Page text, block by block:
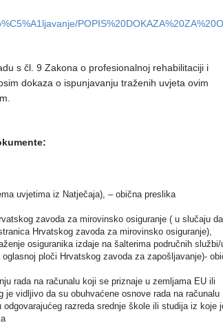
s čl. 9 Zakona o profesionalnoj rehabilitaciji i
dokaza o ispunjavanju traženih uvjeta ovim
uvjetima iz Natječaja), – obična preslika
zavoda za mirovinsko osiguranje ( u slučaju
Hrvatskog zavoda za mirovinsko osiguranje),
osiguranika izdaje na šalterima područnih službi/
ploči Hrvatskog zavoda za zapošljavanje)-
rada na računalu koji se priznaje u zemljama EU ili
vidljivo da su obuhvaćene osnove rada na računalu
razreda srednje škole ili studija iz koje